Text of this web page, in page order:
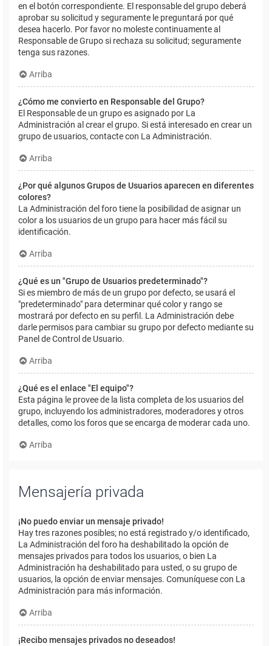
en el botón correspondiente. El responsable del grupo deberá
aprobar su solicitud y seguramente le preguntará por qué
desea hacerlo. Por favor no moleste continuamente al
Responsable de Grupo si rechaza su solicitud; seguramente
tenga sus razones.
Arriba
¿Cómo me convierto en Responsable del Grupo?
El Responsable de un grupo es asignado por La
Administración al crear el grupo. Si está interesado en crear un
grupo de usuarios, contacte con La Administración.
Arriba
¿Por qué algunos Grupos de Usuarios aparecen en diferentes
colores?
La Administración del foro tiene la posibilidad de asignar un
color a los usuarios de un grupo para hacer más fácil su
identificación.
Arriba
¿Qué es un "Grupo de Usuarios predeterminado"?
Si es miembro de más de un grupo por defecto, se usará el
"predeterminado" para determinar qué color y rango se
mostrará por defecto en su perfil. La Administración debe
darle permisos para cambiar su grupo por defecto mediante su
Panel de Control de Usuario.
Arriba
¿Qué es el enlace "El equipo"?
Esta página le provee de la lista completa de los usuarios del
grupo, incluyendo los administradores, moderadores y otros
detalles, como los foros que se encarga de moderar cada uno.
Arriba
Mensajería privada
¡No puedo enviar un mensaje privado!
Hay tres razones posibles; no está registrado y/o identificado,
La Administración del foro ha deshabilitado la opción de
mensajes privados para todos los usuarios, o bien La
Administración ha deshabilitado para usted, o su grupo de
usuarios, la opción de enviar mensajes. Comuníquese con La
Administración para más información.
Arriba
¡Recibo mensajes privados no deseados!